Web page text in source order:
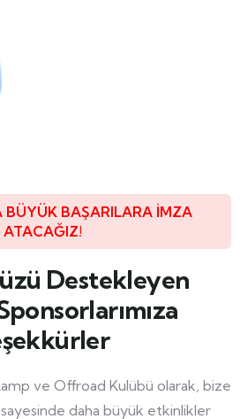
BÜYÜK BAŞARILARA IMZA
ATACAĞIZ!
Destekleyen
ve Offroad Kulübü olarak, bize
sayesinde daha büyük etkinlikler